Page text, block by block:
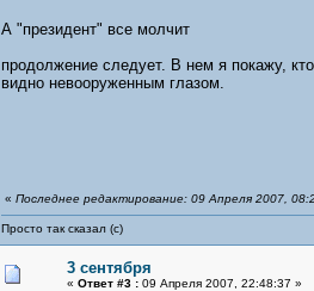
А "президент" все молчит
продолжение следует. В нем я покажу,
видно невооруженным глазом.
« Последнее редактирование: 09 Апреля 2007,
Просто так сказал (с)
3 сентября
« Ответ #3 :09 Апреля 2007, 22:48:37 »